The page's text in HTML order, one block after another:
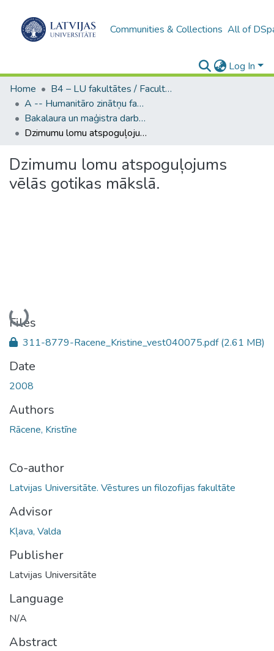
Communities & Collections All of
Log In
Home
B4 – LU fakultātes / Faculties of the UL
A -- Humanitāro zinātņu fakultāte / Faculty of Humanities
Bakalaura un maģistra darbi (HZF) / Bachelor's and Master's theses
Dzimumu lomu atspoguļojums vēlās gotikas mākslā.
Dzimumu lomu atspoguļojums
vēlās gotikas mākslā.
Loading...
Files
311-8779-Racene_Kristine_vest040075.pdf(2.61 MB)
Date
2008
Authors
Rācene, Kristīne
Co-author
Latvijas Universitāte. Vēstures un filozofijas fakultāte
Advisor
Kļava, Valda
Publisher
Latvijas Universitāte
Language
N/A
Abstract